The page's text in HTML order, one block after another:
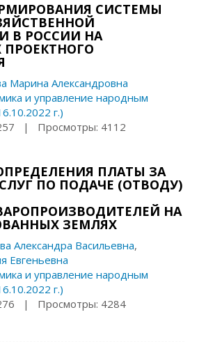
СИСТЕМЫ
В РОССИИ НА
Марина Александровна
и управление народным
г.)
| Просмотры: 4112
ПЛАТЫ ЗА
ПО ПОДАЧЕ (ОТВОДУ)
НА
ЗЕМЛЯХ
Александра Васильевна,
Евгеньевна
и управление народным
г.)
| Просмотры: 4284